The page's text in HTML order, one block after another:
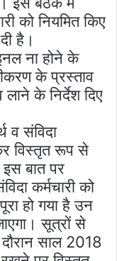
को नियमित किए
है।
ना होने के
के प्रस्ताव
के निर्देश दिए
व संविदा
विस्तृत रूप से
बात पर
कर्मचारी को
हो गया है उन
सूत्रों से
साल 2018